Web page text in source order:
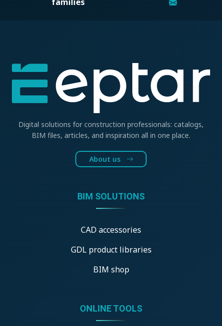
Digital solutions for construction professionals: catalogs,
BIM files, articles, and inspiration all in one place.
About us
BIM SOLUTIONS
CAD accessories
GDL product libraries
BIM shop
ONLINE TOOLS